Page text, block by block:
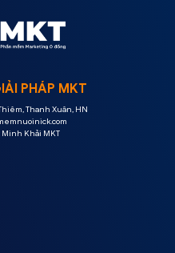
PHÁP MKT
Thanh Xuân, HN
Minh Khải MKT